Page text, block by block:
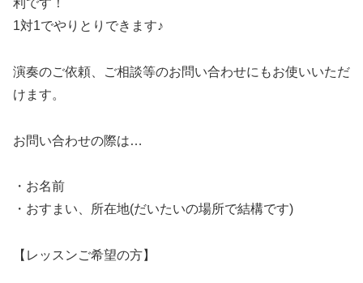
利です！
1対1でやりとりできます♪
演奏のご依頼、ご相談等のお問い合わせにもお使いいただ
けます。
お問い合わせの際は…
・お名前
・おすまい、所在地(だいたいの場所で結構です)
【レッスンご希望の方】